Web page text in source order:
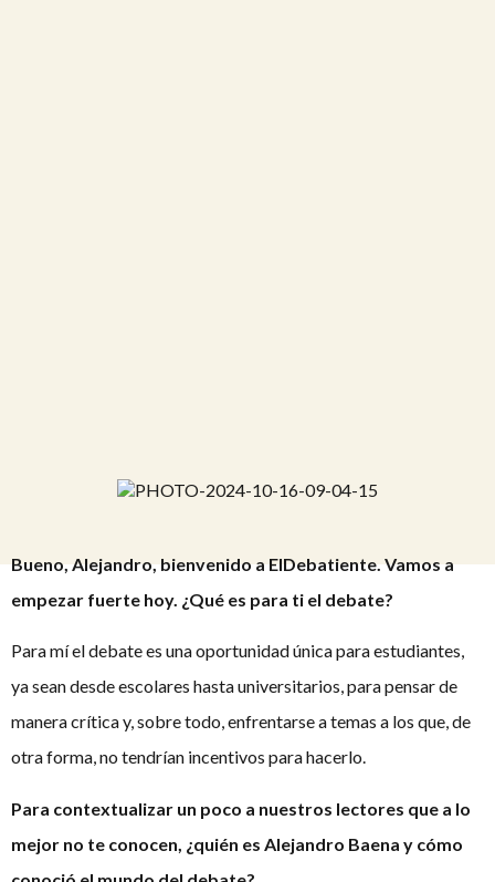
Bueno, Alejandro, bienvenido a ElDebatiente. Vamos a
empezar fuerte hoy. ¿Qué es para ti el debate?
Para mí el debate es una oportunidad única para estudiantes,
ya sean desde escolares hasta universitarios, para pensar de
manera crítica y, sobre todo, enfrentarse a temas a los que, de
otra forma, no tendrían incentivos para hacerlo.
Para contextualizar un poco a nuestros lectores que a lo
mejor no te conocen, ¿quién es Alejandro Baena y cómo